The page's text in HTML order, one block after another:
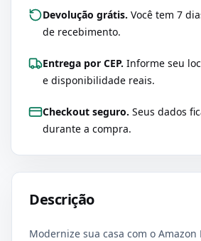
Devolução grátis. Você tem 7
de recebimento.
Entrega por CEP. Informe seu
e disponibilidade reais.
Checkout seguro. Seus dados
durante a compra.
Descrição
Modernize sua casa com o Amazon